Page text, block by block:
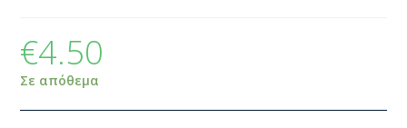
€4.50
Σε απόθεμα